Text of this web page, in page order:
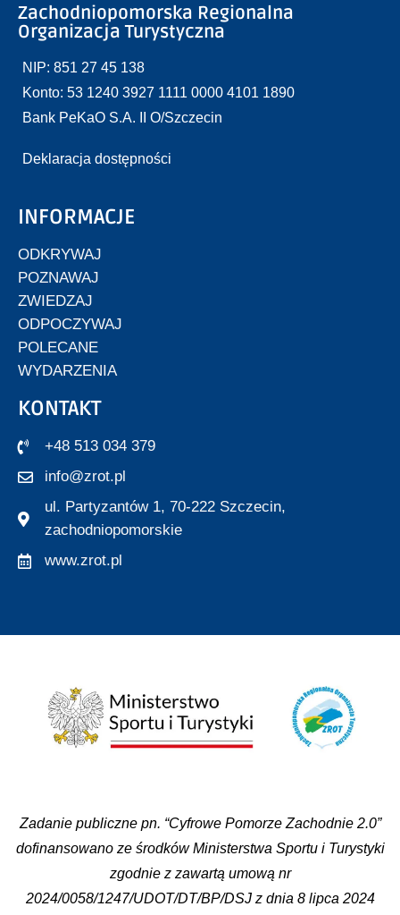
Zachodniopomorska Regionalna
Organizacja Turystyczna
NIP: 851 27 45 138
Konto: 53 1240 3927 1111 0000 4101 1890
Bank PeKaO S.A. II O/Szczecin
Deklaracja dostępności
INFORMACJE
ODKRYWAJ
POZNAWAJ
ZWIEDZAJ
ODPOCZYWAJ
POLECANE
WYDARZENIA
KONTAKT
+48 513 034 379
info@zrot.pl
ul. Partyzantów 1, 70-222 Szczecin,
zachodniopomorskie
www.zrot.pl
Zadanie publiczne pn. “Cyfrowe Pomorze Zachodnie 2.0”
dofinansowano ze środków Ministerstwa Sportu i Turystyki
zgodnie z zawartą umową nr
2024/0058/1247/UDOT/DT/BP/DSJ z dnia 8 lipca 2024